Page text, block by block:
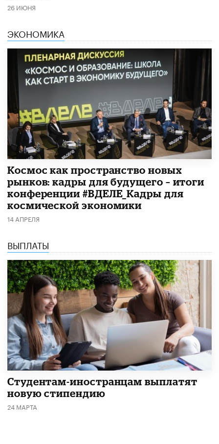
26 ИЮНЯ
ЭКОНОМИКА
Космос как пространство новых
рынков: кадры для будущего – итоги
конференции #ВДЕЛЕ_Кадры для
космической экономики
14 АПРЕЛЯ
ВЫПЛАТЫ
Студентам-иностранцам выплатят
новую стипендию
24 МАРТА